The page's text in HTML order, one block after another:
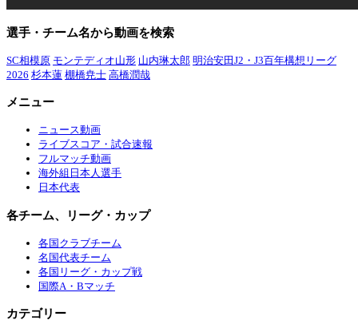
選手・チーム名から動画を検索
SC相模原 モンテディオ山形 山内琳太郎 明治安田J2・J3百年構想リーグ
2026 杉本蓮 棚橋尭士 高橋潤哉
メニュー
ニュース動画
ライブスコア・試合速報
フルマッチ動画
海外組日本人選手
日本代表
各チーム、リーグ・カップ
各国クラブチーム
名国代表チーム
各国リーグ・カップ戦
国際A・Bマッチ
カテゴリー